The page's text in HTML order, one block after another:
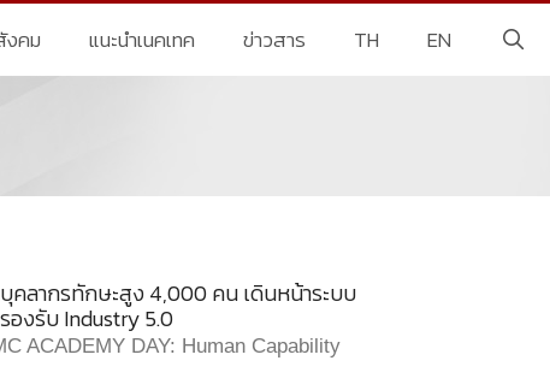
งคม แนะนำเนคเทค ข่าวสาร TH EN
คลากรทักษะสูง 4,000 คน เดินหน้าระบบ
องรับ Industry 5.0
ACADEMY DAY: Human Capability